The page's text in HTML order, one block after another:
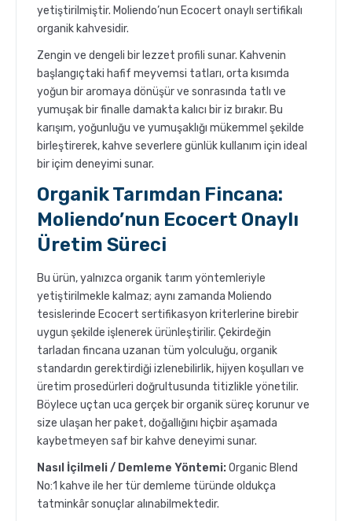
yetiştirilmiştir. Moliendo’nun Ecocert onaylı sertifikalı
organik kahvesidir.
Zengin ve dengeli bir lezzet profili sunar. Kahvenin
başlangıçtaki hafif meyvemsi tatları, orta kısımda
yoğun bir aromaya dönüşür ve sonrasında tatlı ve
yumuşak bir finalle damakta kalıcı bir iz bırakır. Bu
karışım, yoğunluğu ve yumuşaklığı mükemmel şekilde
birleştirerek, kahve severlere günlük kullanım için ideal
bir içim deneyimi sunar.
Organik Tarımdan Fincana:
Moliendo’nun Ecocert Onaylı
Üretim Süreci
Bu ürün, yalnızca organik tarım yöntemleriyle
yetiştirilmekle kalmaz; aynı zamanda Moliendo
tesislerinde Ecocert sertifikasyon kriterlerine birebir
uygun şekilde işlenerek ürünleştirilir. Çekirdeğin
tarladan fincana uzanan tüm yolculuğu, organik
standardın gerektirdiği izlenebilirlik, hijyen koşulları ve
üretim prosedürleri doğrultusunda titizlikle yönetilir.
Böylece uçtan uca gerçek bir organik süreç korunur ve
size ulaşan her paket, doğallığını hiçbir aşamada
kaybetmeyen saf bir kahve deneyimi sunar.
Nasıl İçilmeli / Demleme Yöntemi:Organic Blend
No:1 kahve ile her tür demleme türünde oldukça
tatminkâr sonuçlar alınabilmektedir.